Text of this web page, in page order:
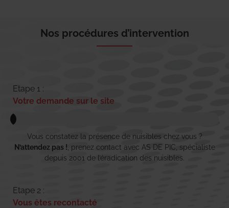
Nos procédures d’intervention
Etape 1 :
Votre demande sur le site
Vous constatez la présence de nuisibles chez vous ?
N’attendez pas ! , prenez contact avec AS DE PIC, spécialiste
depuis 2001 de l’éradication des nuisibles.
Etape 2 :
Vous êtes recontacté